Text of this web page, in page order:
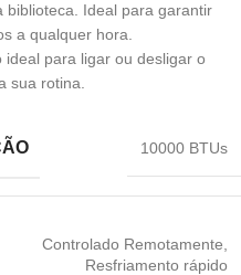
biblioteca. Ideal para garantir
a qualquer hora.
para ligar ou desligar o
sua rotina.
10000 BTUs
Controlado Remotamente
Resfriamento rápido